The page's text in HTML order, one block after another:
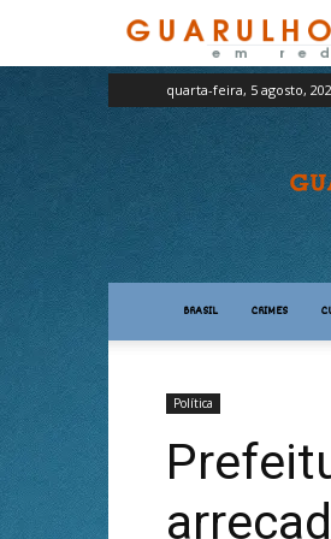
quarta-feira, 5 agosto,
Guarulhos
em
Rede
BRASIL CRIMES
Política